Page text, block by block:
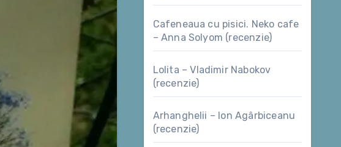
Cafeneaua cu pisici. Neko cafe
– Anna Solyom (recenzie)
Lolita – Vladimir Nabokov
(recenzie)
Arhanghelii – Ion Agârbiceanu
(recenzie)